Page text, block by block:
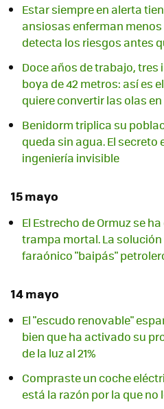
Estar siempre en alerta
ansiosas enferman
detecta los riesgos antes
Doce años de trabajo, tres
boya de 42 metros: así es
quiere convertir las olas
Benidorm triplica su
queda sin agua. El secreto
ingeniería invisible
15 mayo
El Estrecho de Ormuz se
trampa mortal. La
faraónico "baipás"
14 mayo
El "escudo renovable"
bien que ha activado su
de la luz al 21%
Compraste un coche
está la razón por la que